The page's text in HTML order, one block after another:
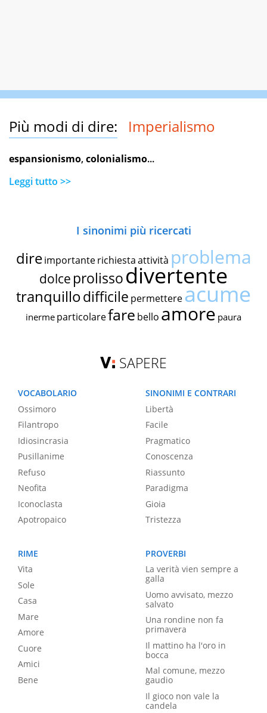
Più modi di dire: Imperialismo
espansionismo,colonialismo...
Leggi tutto >>
I sinonimi più ricercati
dire importante richiestaattività problema
dolce prolissodivertente
tranquillodifficile permettereacume
inerme particolarefare bello amore paura
SAPERE
VOCABOLARIO
Ossimoro
Filantropo
Idiosincrasia
Pusillanime
Refuso
Neofita
Iconoclasta
Apotropaico
SINONIMI E CONTRARI
Libertà
Facile
Pragmatico
Conoscenza
Riassunto
Paradigma
Gioia
Tristezza
RIME
Vita
Sole
Casa
Mare
Amore
Cuore
Amici
Bene
PROVERBI
La verità vien sempre a
galla
Uomo avvisato, mezzo
salvato
Una rondine non fa
primavera
Il mattino ha l'oro in
bocca
Mal comune, mezzo
gaudio
Il gioco non vale la
candela